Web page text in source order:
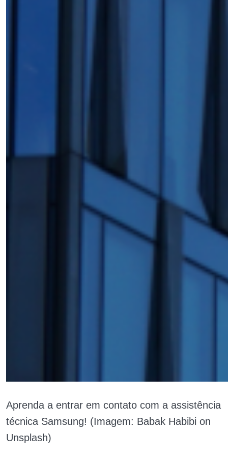
Aprenda a entrar em contato com a assistência
técnica Samsung! (Imagem: Babak Habibi on
Unsplash)